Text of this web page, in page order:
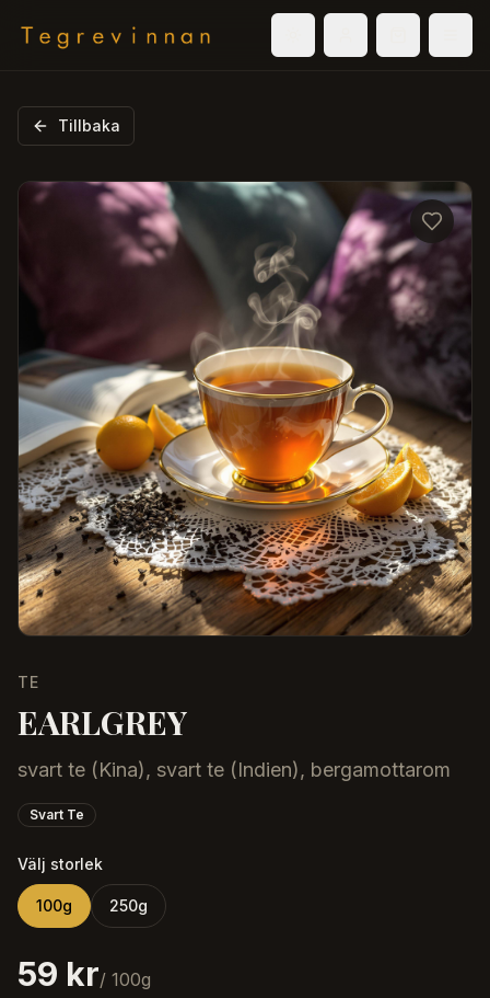
Tillbaka
TE
EARLGREY
svart te (Kina), svart te (Indien), bergamottarom
Svart Te
Välj storlek
100g 250g
59 kr/ 100g